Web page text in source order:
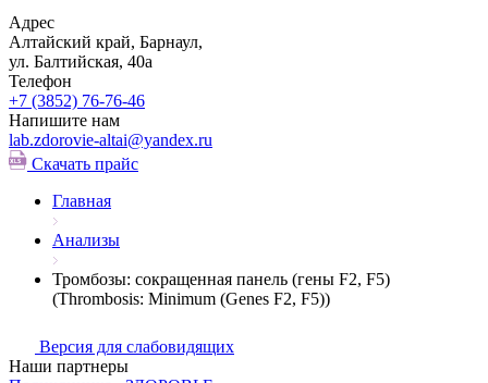
Адрес
Алтайский край, Барнаул,
ул. Балтийская, 40а
Телефон
+7 (3852) 76-76-46
Напишите нам
lab.zdorovie-altai@yandex.ru
Скачать прайс
Главная
Анализы
Тромбозы: сокращенная панель (гены F2, F5)
(Thrombosis: Minimum (Genes F2, F5))
Версия для слабовидящих
Наши партнеры